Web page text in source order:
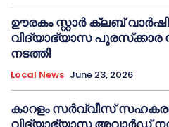
ഊരകം സ്റ്റാർ ക്ലബ്
വിദ്യാഭ്യാസ പുരസ്‌ക്കാര
നടത്തി
Local News June 23, 2026
കാറളം സർവ്വീസ്